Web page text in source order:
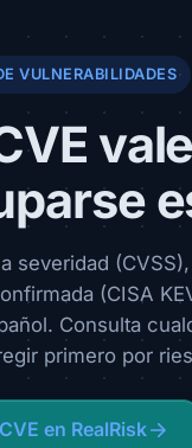
VULNERABILIDADES
severidad
(CISA
Consulta
primero por
en RealRisk